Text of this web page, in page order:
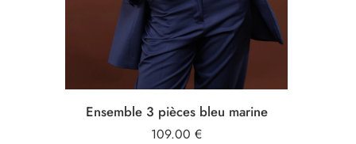
Ensemble 3 pièces bleu marine
109.00 €